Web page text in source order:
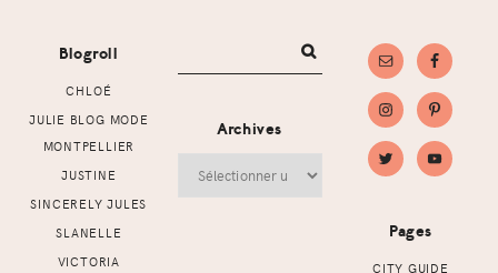
Blogroll
CHLOÉ
JULIE BLOG MODE
MONTPELLIER
JUSTINE
SINCERELY JULES
SLANELLE
VICTORIA
Archives
Pages
CITY GUIDE